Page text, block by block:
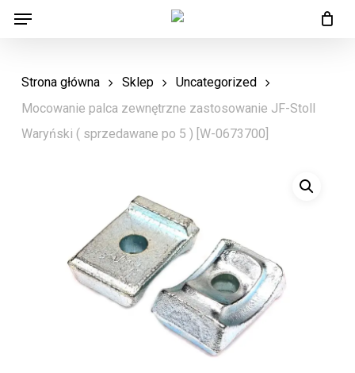
Skip
content
Menu
Strona główna Sklep
Uncategorized
Mocowanie palca zewnętrzne zastosowanie JF-Stoll
Waryński ( sprzedawane po 5 ) [W-0673700]
Menu